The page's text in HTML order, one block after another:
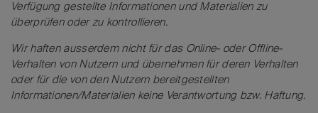
Verfügung gestellte Informationen und Materialien zu
überprüfen oder zu kontrollieren.
Wir haften ausserdem nicht für das Online- oder Offline-
Verhalten von Nutzern und übernehmen für deren Verhalten
oder für die von den Nutzern bereitgestellten
Informationen/Materialien keine Verantwortung bzw. Haftung.